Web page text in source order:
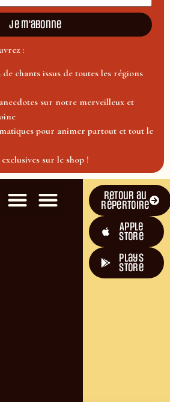
Je m'abonne
:
de chants issus de toutes les régions
sur notre merveilleux et
pour animer partout et tout le
sur le shop !
Retour au
répertoire
Apple
Store
plays
store